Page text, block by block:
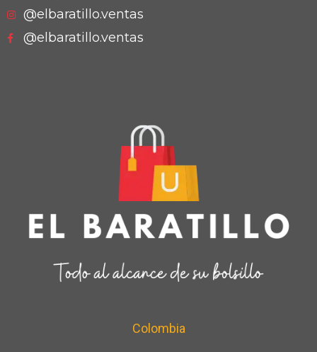
@elbaratillo.ventas
@elbaratillo.ventas
Colombia